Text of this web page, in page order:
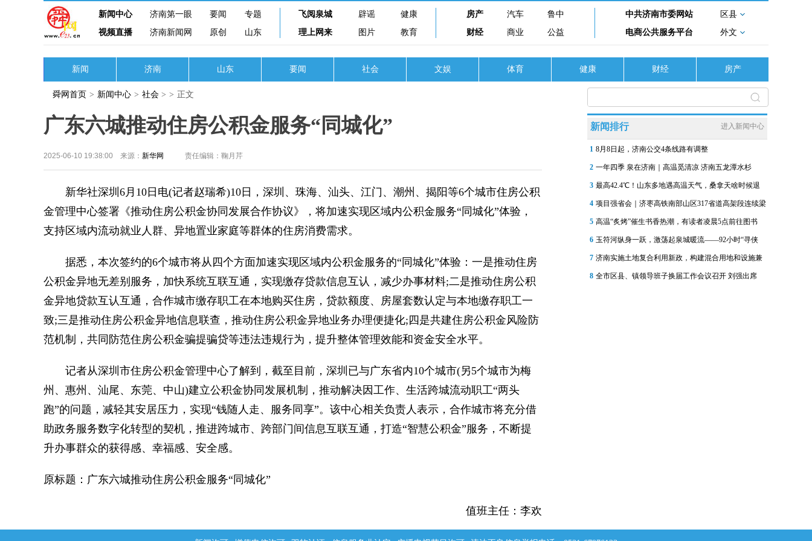
新闻中心 济南第一眼 要闻
专题
视频直播
济南新闻网 原创 山东
飞阅泉城 辟谣
健康
理上网来
图片 教育
房产 汽车
鲁中
财经
商业 公益
中共济南市委网站
区县
电商公共服务平台
外文
新闻 济南 山东 要闻 社会 文娱 体育 健康 财经 房产
舜网首页 > 新闻中心 > 社会 > > 正文
广东六城推动住房公积金服务“同城化”
2025-06-10 19:38:00 来源： 新华网 责任编辑：鞠月芹
新华社深圳6月10日电(记者赵瑞希)10日，深圳、珠海、汕头、江门、潮州、揭阳等6个城市住房公积
金管理中心签署《推动住房公积金协同发展合作协议》，将加速实现区域内公积金服务“同城化”体验，
支持区域内流动就业人群、异地置业家庭等群体的住房消费需求。
据悉，本次签约的6个城市将从四个方面加速实现区域内公积金服务的“同城化”体验：一是推动住房
公积金异地无差别服务，加快系统互联互通，实现缴存贷款信息互认，减少办事材料;二是推动住房公积
金异地贷款互认互通，合作城市缴存职工在本地购买住房，贷款额度、房屋套数认定与本地缴存职工一
致;三是推动住房公积金异地信息联查，推动住房公积金异地业务办理便捷化;四是共建住房公积金风险防
范机制，共同防范住房公积金骗提骗贷等违法违规行为，提升整体管理效能和资金安全水平。
记者从深圳市住房公积金管理中心了解到，截至目前，深圳已与广东省内10个城市(另5个城市为梅
州、惠州、汕尾、东莞、中山)建立公积金协同发展机制，推动解决因工作、生活跨城流动职工“两头
跑”的问题，减轻其安居压力，实现“钱随人走、服务同享”。该中心相关负责人表示，合作城市将充分借
助政务服务数字化转型的契机，推进跨城市、跨部门间信息互联互通，打造“智慧公积金”服务，不断提
升办事群众的获得感、幸福感、安全感。
原标题：广东六城推动住房公积金服务“同城化”
值班主任：李欢
新闻排行 进入新闻中心
1 8月8日起，济南公交4条线路有调整
2 一年四季 泉在济南｜高温觅清凉 济南五龙潭水杉
3 最高42.4℃！山东多地遇高温天气，桑拿天啥时候退
4 项目强省会｜济枣高铁南部山区317省道高架段连续梁
5 高温“炙烤”催生书香热潮，有读者凌晨5点前往图书
6 玉符河纵身一跃，激荡起泉城暖流——92小时“寻侠
7 济南实施土地复合利用新政，构建混合用地和设施兼
8 全市区县、镇领导班子换届工作会议召开 刘强出席